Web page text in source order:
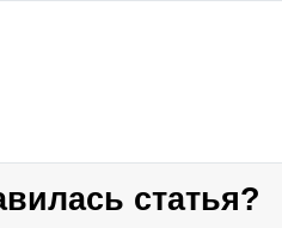
статья?